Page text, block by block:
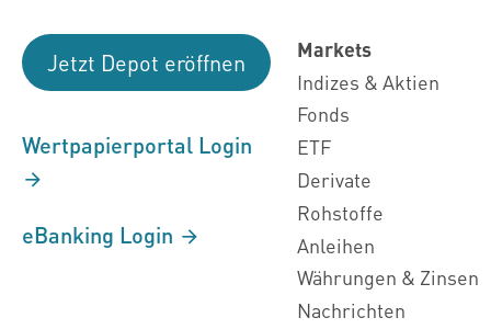
Jetzt Depot eröffnen
Wertpapierportal Login
eBanking Login
Markets
Indizes & Aktien
Fonds
ETF
Derivate
Rohstoffe
Anleihen
Währungen & Zinsen
Nachrichten